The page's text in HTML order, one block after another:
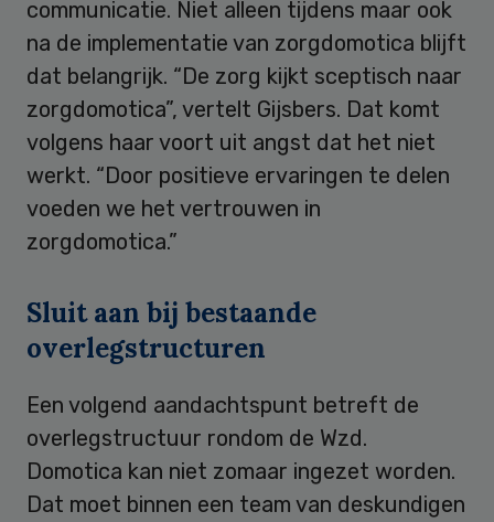
communicatie. Niet alleen tijdens maar ook
na de implementatie van zorgdomotica blijft
dat belangrijk. “De zorg kijkt sceptisch naar
zorgdomotica”, vertelt Gijsbers. Dat komt
volgens haar voort uit angst dat het niet
werkt. “Door positieve ervaringen te delen
voeden we het vertrouwen in
zorgdomotica.”
Sluit aan bij bestaande
overlegstructuren
Een volgend aandachtspunt betreft de
overlegstructuur rondom de Wzd.
Domotica kan niet zomaar ingezet worden.
Dat moet binnen een team van deskundigen